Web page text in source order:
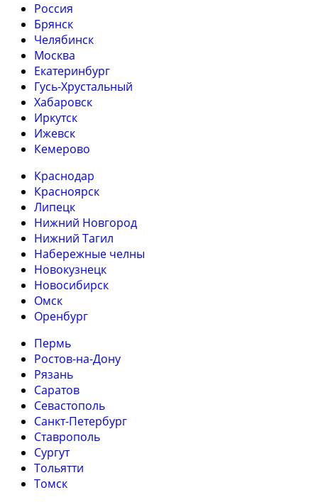
Россия
Брянск
Челябинск
Москва
Екатеринбург
Гусь-Хрустальный
Хабаровск
Иркутск
Ижевск
Кемерово
Краснодар
Красноярск
Липецк
Нижний Новгород
Нижний Тагил
Набережные челны
Новокузнецк
Новосибирск
Омск
Оренбург
Пермь
Ростов-на-Дону
Рязань
Саратов
Севастополь
Санкт-Петербург
Ставрополь
Сургут
Тольятти
Томск